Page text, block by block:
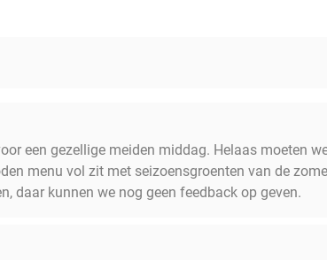
een gezellige meiden middag. Helaas moeten
menu vol zit met seizoensgroenten van de
daar kunnen we nog geen feedback op geven.